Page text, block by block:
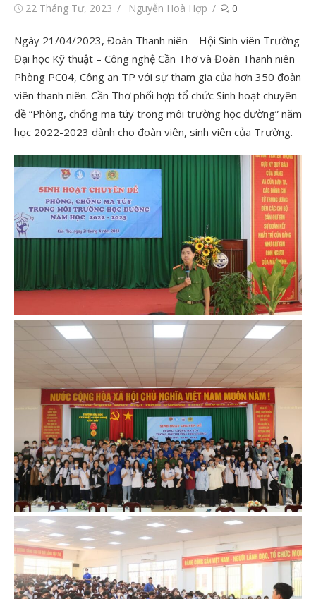
Đăng22 Tháng Tư, 2023
Tác
Nguyễn Hoà Hợp 0
Ngày 21/04/2023, Đoàn Thanh niên – Hội Sinh viên Trường
Đại học Kỹ thuật – Công nghệ Cần Thơ và Đoàn Thanh niên
Phòng PC04, Công an TP với sự tham gia của hơn 350 đoàn
viên thanh niên. Cần Thơ phối hợp tổ chức Sinh hoạt chuyên
đề “Phòng, chống ma túy trong môi trường học đường” năm
học 2022-2023 dành cho đoàn viên, sinh viên của Trường.